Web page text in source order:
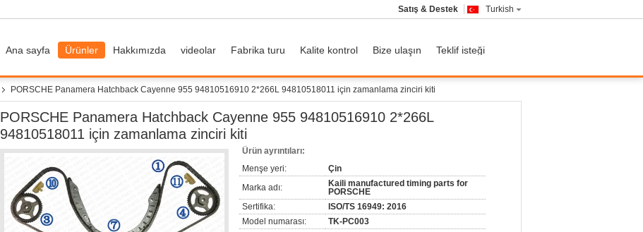
Turkish
Satış & Destek
Ana sayfa Ürünler Hakkımızda videolar Fabrika turu Kalite kontrol Bize ulaşın Teklif isteği
PORSCHE Panamera Hatchback Cayenne 955 94810516910 2*266L 94810518011 için zamanlama zinciri kiti
PORSCHE Panamera Hatchback Cayenne 955 94810516910 2*266L
94810518011 için zamanlama zinciri kiti
Ürün ayrıntıları:
Menşe yeri:
Çin
Marka adı:
Kaili manufactured timing parts for
PORSCHE
Sertifika:
ISO/TS 16949: 2016
Model numarası:
TK-PC003